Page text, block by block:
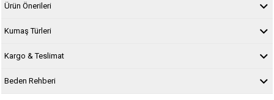
Ürün Önerileri
Kumaş Türleri
Kargo & Teslimat
Beden Rehberi